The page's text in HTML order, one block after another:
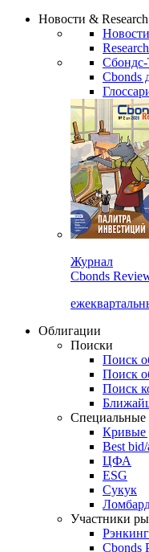
Новости &
Журнал
Cbonds
Облигации
Поиски
Поиск
Поиск
Поиск
Специальные
Кривые
Best bid/
ЦФА
ESG
Сукук
Участники
Cbonds